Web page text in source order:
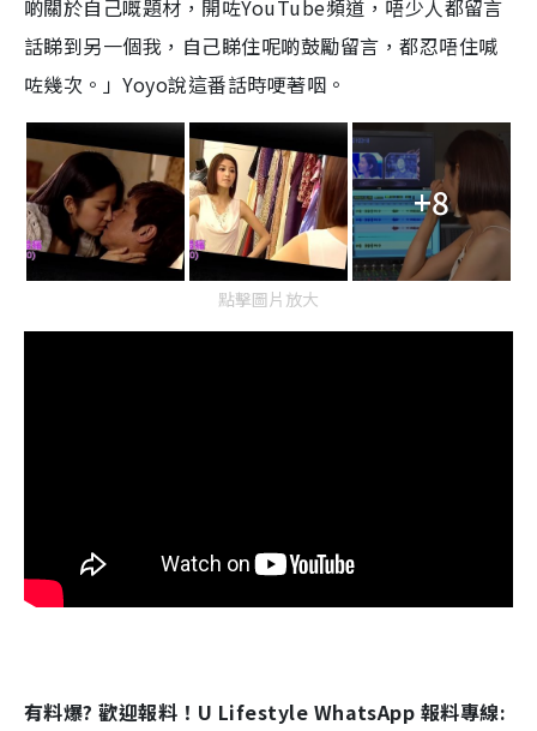
啲關於自己嘅題材，開咗YouTube頻道，唔少人都留言
話睇到另一個我，自己睇住呢啲鼓勵留言，都忍唔住喊
咗幾次。」Yoyo說這番話時哽著咽。
+8
點擊圖片放大
有料爆? 歡迎報料！U Lifestyle WhatsApp 報料專線: